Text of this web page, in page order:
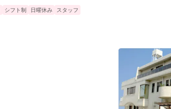
シフト制 日曜休み スタッフ